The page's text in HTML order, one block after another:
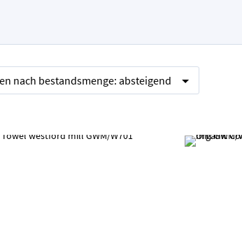
nach bestandsmenge: absteigend